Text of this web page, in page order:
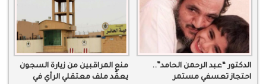
الدكتور “عبد الرحمن الحامد”..
احتجاز تعسفي مستمر
منع المراقبين من زيارة السجون
يعقّد ملف معتقلي الرأي في